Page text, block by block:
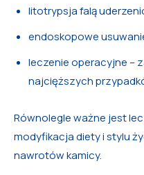
litotrypsja falą
endoskopowe
leczenie operacyjne –
najcięższych
Równolegle ważne jest
modyfikacja diety i stylu
nawrotów kamicy.